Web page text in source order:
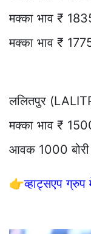
मक्का भाव ₹
मक्का भाव ₹
ललितपुर
मक्का भाव ₹
आवक 1000 बोरी
👉व्हाट्सएप